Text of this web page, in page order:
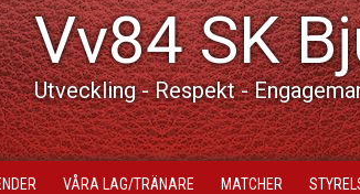
Vv84 SK
Utveckling - Respekt -
VÅRA LAG/TRÄNARE MATCHER